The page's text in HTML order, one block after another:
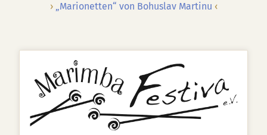
„Marionetten“ von Bohuslav Martinu